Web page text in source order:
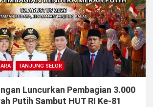
TANJUNG SELOR
Luncurkan Pembagian 3.000
Putih Sambut HUT RI Ke-81